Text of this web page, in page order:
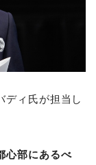
ディ氏が担当し
心部にあるべ